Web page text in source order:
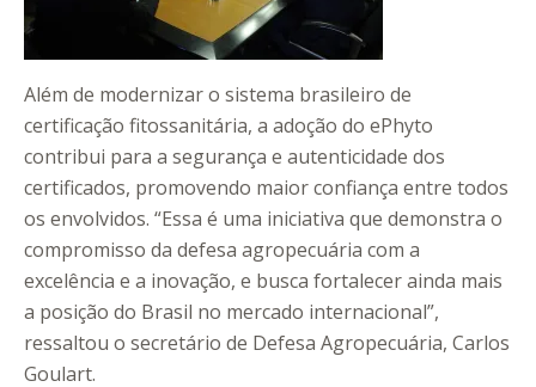
Além de modernizar o sistema brasileiro de
certificação fitossanitária, a adoção do ePhyto
contribui para a segurança e autenticidade dos
certificados, promovendo maior confiança entre todos
os envolvidos. “Essa é uma iniciativa que demonstra o
compromisso da defesa agropecuária com a
excelência e a inovação, e busca fortalecer ainda mais
a posição do Brasil no mercado internacional”,
ressaltou o secretário de Defesa Agropecuária, Carlos
Goulart.